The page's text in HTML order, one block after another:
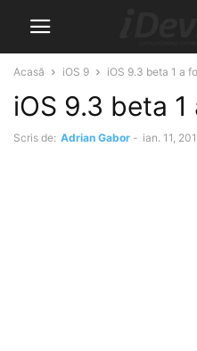
Acasă iOS 9 iOS 9.3 beta 1 a
iOS 9.3 beta
Scris de: Adrian Gabor - ian. 11,